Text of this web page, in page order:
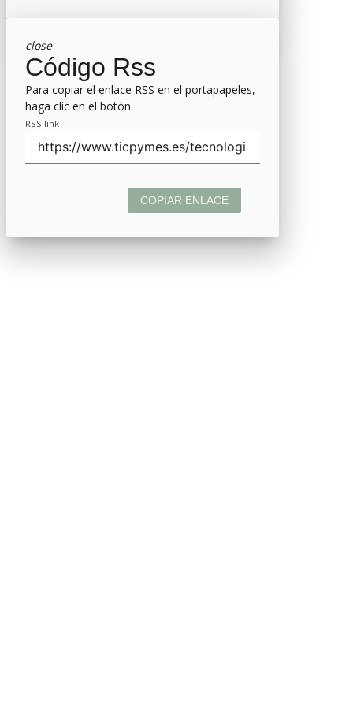
close
Código Rss
Para copiar el enlace RSS en el portapapeles,
haga clic en el botón.
RSS link
COPIAR ENLACE